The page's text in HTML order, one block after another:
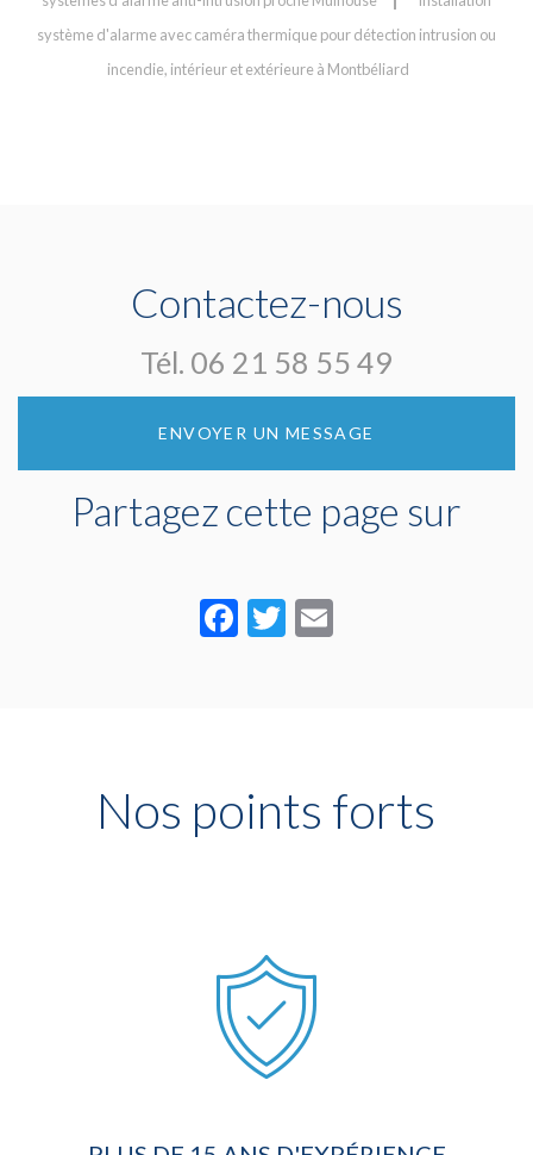
système d'alarme avec caméra thermique pour détection intrusion ou
incendie, intérieur et extérieure à Montbéliard
Contactez-nous
Tél. 06 21 58 55 49
ENVOYER UN MESSAGE
Partagez cette page sur
Facebook
Twitter
Nos points forts